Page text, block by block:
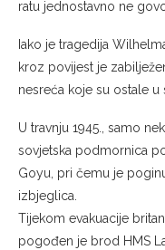
ratu jednostavno ne
Iako je tragedija
kroz povijest je
nesreća koje su ostale u
U travnju 1945., samo
sovjetska podmornica
Goyu, pri čemu je
izbjeglica.
Tijekom evakuacije
pogođen je brod HMS